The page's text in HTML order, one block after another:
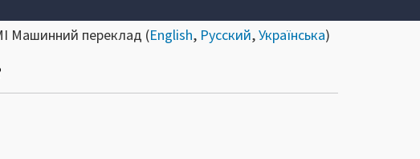
Машинний переклад (English, Русский,Українська)